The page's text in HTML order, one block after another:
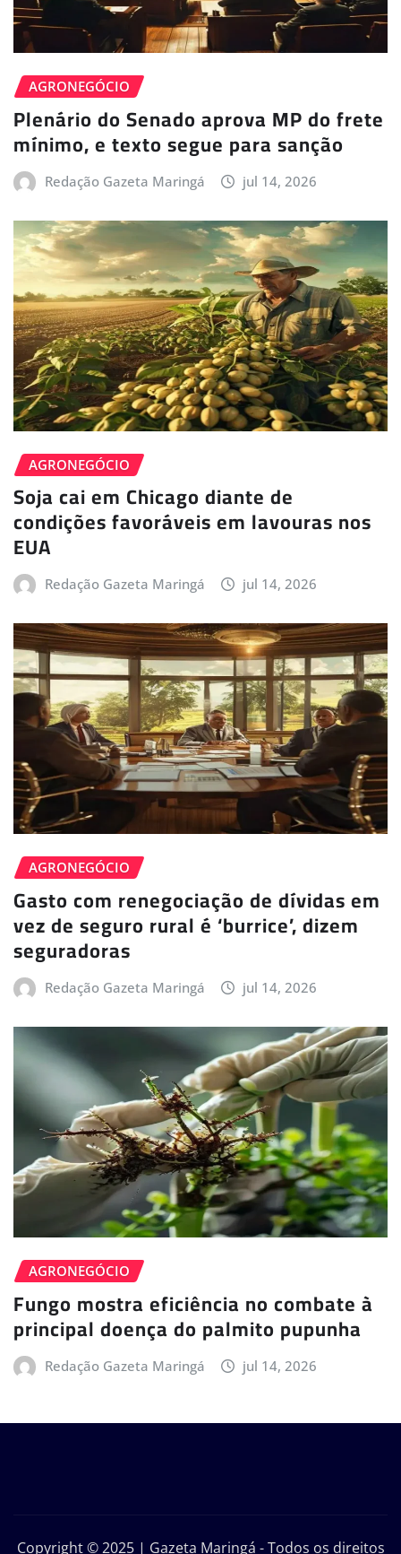
AGRONEGÓCIO
Plenário do Senado aprova MP do frete
mínimo, e texto segue para sanção
Redação Gazeta Maringá jul 14, 2026
AGRONEGÓCIO
Soja cai em Chicago diante de
condições favoráveis em lavouras nos
EUA
Redação Gazeta Maringá jul 14, 2026
AGRONEGÓCIO
Gasto com renegociação de dívidas em
vez de seguro rural é ‘burrice’, dizem
seguradoras
Redação Gazeta Maringá jul 14, 2026
AGRONEGÓCIO
Fungo mostra eficiência no combate à
principal doença do palmito pupunha
Redação Gazeta Maringá jul 14, 2026
Copyright © 2025 | Gazeta Maringá - Todos os direitos